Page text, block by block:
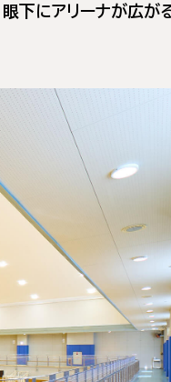
下にアリーナが広が